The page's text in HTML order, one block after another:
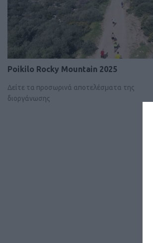
Poikilo Rocky Mountain 2025
Δείτε τα προσωρινά αποτελέσματα της
διοργάνωσης